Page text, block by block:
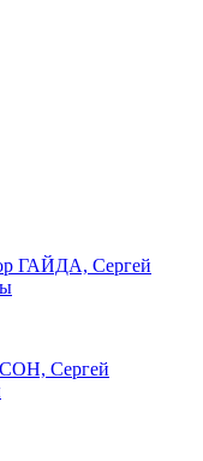
ГАЙДА, Сергей
Сергей